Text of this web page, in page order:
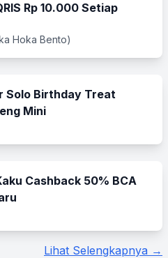
Rp 10.000 Setiap
Hoka Bento)
Solo Birthday Treat
Mini
Cashback 50% BCA
Lihat Selengkapnya →